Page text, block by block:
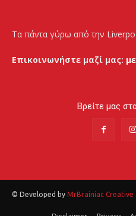
Τα πάντα γύρω από την
Επικοινωνήστε μαζί μας:
Βρείτε μας
© Developed by MrBrainiac Creative